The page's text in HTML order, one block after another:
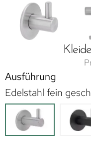
Ausführung
Edelstahl fein